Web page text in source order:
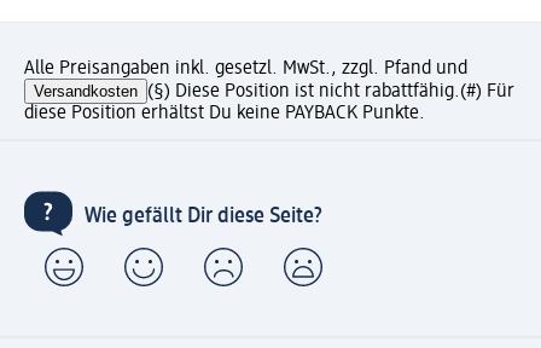
Alle Preisangaben inkl. gesetzl. MwSt., zzgl. Pfand und
Versandkosten (§) Diese Position ist nicht rabattfähig.(#) Für
diese Position erhältst Du keine PAYBACK Punkte.
Wie gefällt Dir diese Seite?